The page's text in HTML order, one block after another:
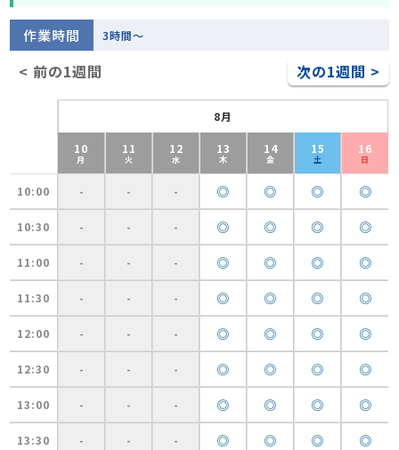
作業時間 3時間～
< 前の1週間 次の1週間 >
8月
10
月
11
火
12
水
13
木
14
金
15
土
16
日
10:00 - - - ◎ ◎ ◎ ◎
10:30 - - - ◎ ◎ ◎ ◎
11:00 - - - ◎ ◎ ◎ ◎
11:30 - - - ◎ ◎ ◎ ◎
12:00 - - - ◎ ◎ ◎ ◎
12:30 - - - ◎ ◎ ◎ ◎
13:00 - - - ◎ ◎ ◎ ◎
13:30 - - - ◎ ◎ ◎ ◎